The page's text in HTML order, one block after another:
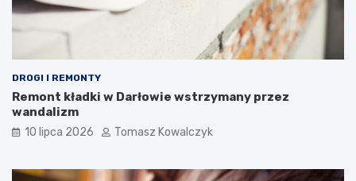
DROGI I REMONTY
Remont kładki w Darłowie wstrzymany przez
wandalizm
10 lipca 2026 Tomasz Kowalczyk